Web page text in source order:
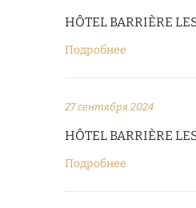
HÔTEL BARRIÈRE
Подробнее
27 сентября 2024
HÔTEL BARRIÈRE
Подробнее